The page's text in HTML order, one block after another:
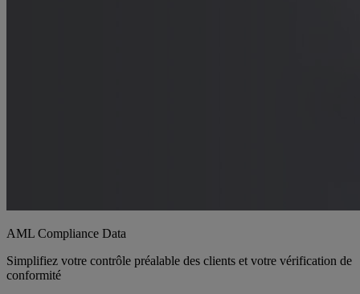
AML Compliance Data
Simplifiez votre contrôle préalable des clients et votre vérification de
conformité